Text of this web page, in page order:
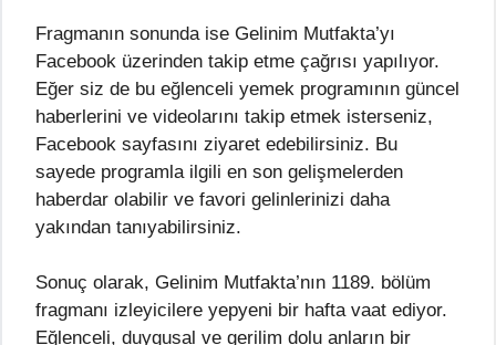
Fragmanın sonunda ise Gelinim Mutfakta’yı
Facebook üzerinden takip etme çağrısı yapılıyor.
Eğer siz de bu eğlenceli yemek programının güncel
haberlerini ve videolarını takip etmek isterseniz,
Facebook sayfasını ziyaret edebilirsiniz. Bu
sayede programla ilgili en son gelişmelerden
haberdar olabilir ve favori gelinlerinizi daha
yakından tanıyabilirsiniz.
Sonuç olarak, Gelinim Mutfakta’nın 1189. bölüm
fragmanı izleyicilere yepyeni bir hafta vaat ediyor.
Eğlenceli, duygusal ve gerilim dolu anların bir